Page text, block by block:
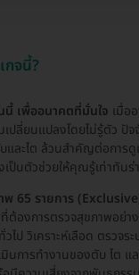
จนี้?
นี้ เพื่ออนาคตที่มั่นใจ เมื่อ
ปลี่ยนแปลงโดยไม่รู้ตัว ปั
และไต ล้วนสำคัญต่อการดู
ป็นตัวช่วยให้คุณรู้เท่าทันร่
พ 65 รายการ
ต้องการตรวจสุขภาพอย่า
ไป วิเคราะห์เลือด ตรวจร
มินการทำงานของตับ ไต แ